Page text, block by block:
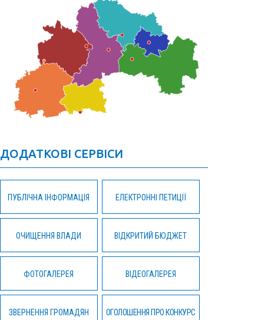
ДОДАТКОВІ СЕРВІСИ
ПУБЛІЧНА ІНФОРМАЦІЯ ЕЛЕКТРОННІ ПЕТИЦІЇ
ОЧИЩЕННЯ ВЛАДИ ВІДКРИТИЙ БЮДЖЕТ
ФОТОГАЛЕРЕЯ ВІДЕОГАЛЕРЕЯ
ЗВЕРНЕННЯ ГРОМАДЯН ОГОЛОШЕННЯ ПРО КОНКУРС